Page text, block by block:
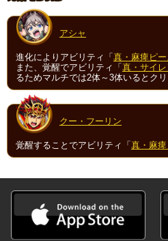
アシャ
進化によりアビリティ「 真・麻痺ピ
また、覚醒でアビリティ「 真・サイ
るためマルチでは2体～3体いるとクリ
クー・フーリン
覚醒することでアビリティ「 真・麻